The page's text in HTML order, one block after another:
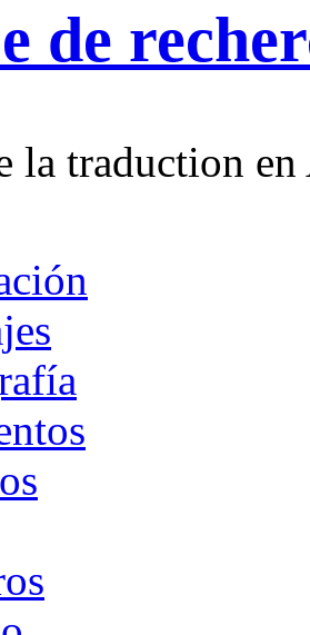
de
la traduction